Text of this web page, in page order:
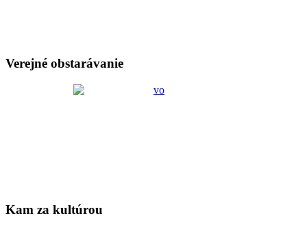
Verejné obstarávanie
Kam za kultúrou